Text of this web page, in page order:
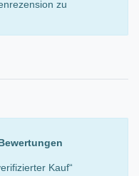
zu
Kauf“